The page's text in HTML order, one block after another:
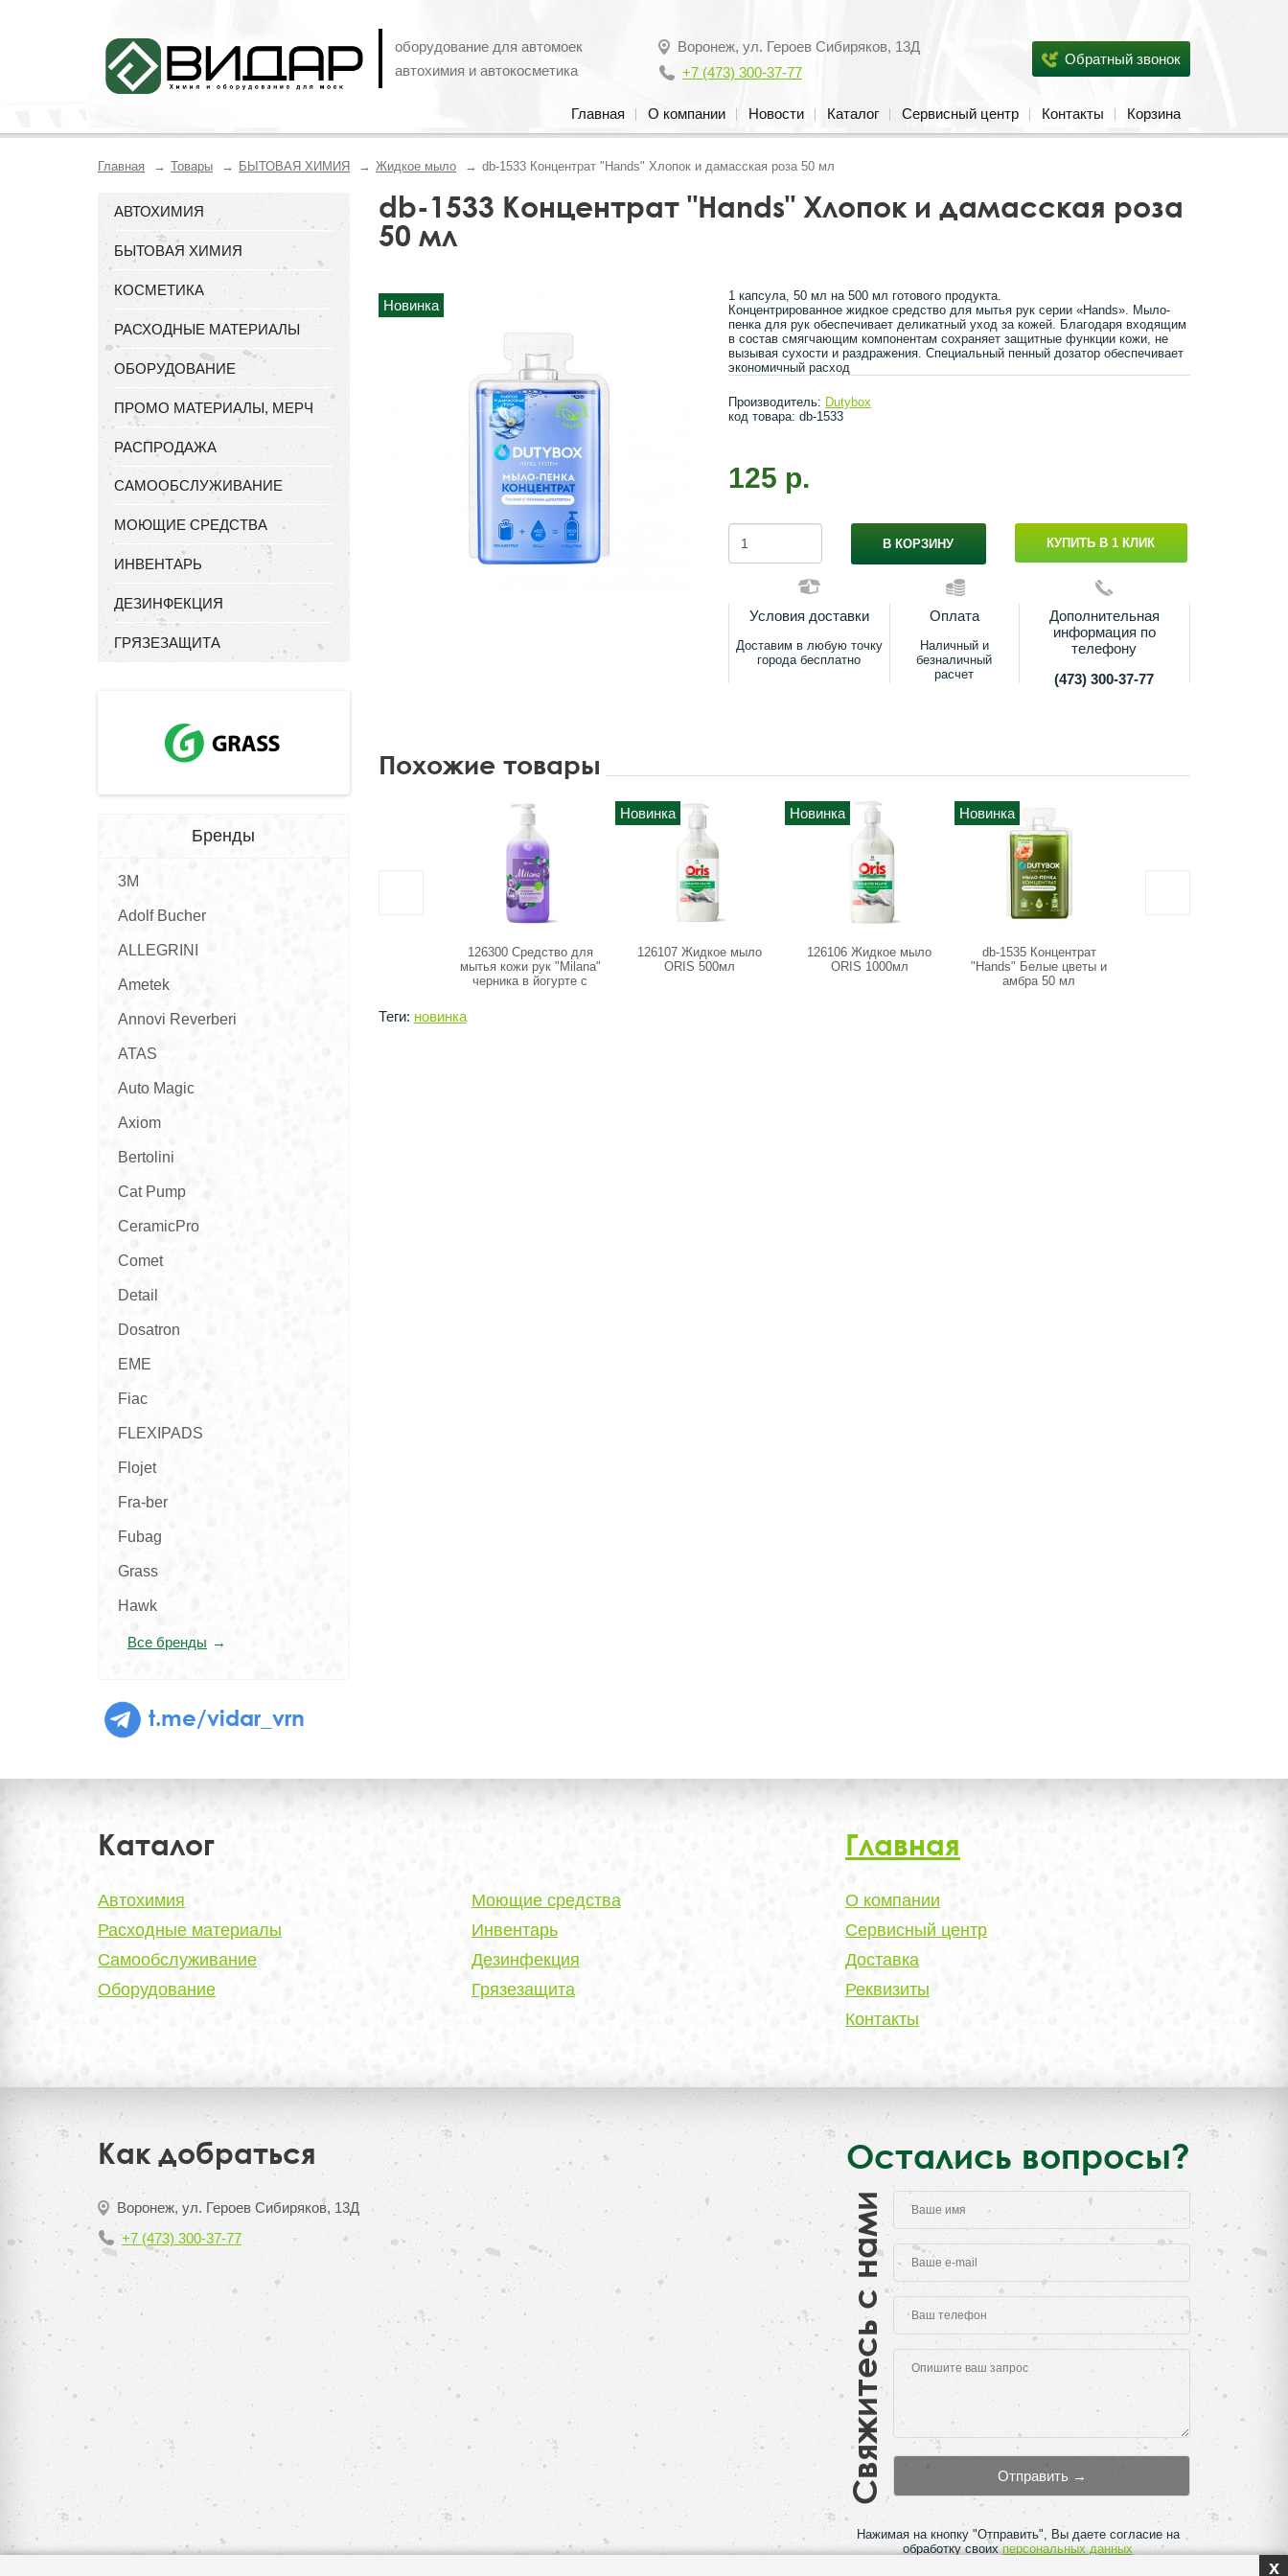
оборудование для автомоек
автохимия и автокосметика
Воронеж, ул. Героев Сибиряков, 13Д
+7 (473) 300-37-77
Обратный звонок
Главная О компании Новости Каталог Сервисный центр Контакты Корзина
Главная Товары БЫТОВАЯ ХИМИЯ Жидкое мыло db-1533 Концентрат "Hands" Хлопок и дамасская роза 50 мл
АВТОХИМИЯ
БЫТОВАЯ ХИМИЯ
КОСМЕТИКА
РАСХОДНЫЕ МАТЕРИАЛЫ
ОБОРУДОВАНИЕ
ПРОМО МАТЕРИАЛЫ, МЕРЧ
РАСПРОДАЖА
САМООБСЛУЖИВАНИЕ
МОЮЩИЕ СРЕДСТВА
ИНВЕНТАРЬ
ДЕЗИНФЕКЦИЯ
ГРЯЗЕЗАЩИТА
Бренды
3M
Adolf Bucher
ALLEGRINI
Ametek
Annovi Reverberi
ATAS
Auto Magic
Axiom
Bertolini
Cat Pump
CeramicPro
Comet
Detail
Dosatron
EME
Fiac
FLEXIPADS
Flojet
Fra-ber
Fubag
Grass
Hawk
Все бренды
t.me/vidar_vrn
db-1533 Концентрат "Hands" Хлопок и дамасская роза
50 мл
Новинка
1 капсула, 50 мл на 500 мл готового продукта.
Концентрированное жидкое средство для мытья рук серии «Hands». Мыло-
пенка для рук обеспечивает деликатный уход за кожей. Благодаря входящим
в состав смягчающим компонентам сохраняет защитные функции кожи, не
вызывая сухости и раздражения. Специальный пенный дозатор обеспечивает
экономичный расход
Производитель: Dutybox
код товара: db-1533
125 р.
В КОРЗИНУ КУПИТЬ В 1 КЛИК
Условия доставки
Доставим в любую точку
города бесплатно
Оплата
Наличный и
безналичный
расчет
Дополнительная
информация по
телефону
(473) 300-37-77
Похожие товары
126300 Средство для
мытья кожи рук "Milana"
черника в йогурте с
Новинка
126107 Жидкое мыло
ORIS 500мл
Новинка
126106 Жидкое мыло
ORIS 1000мл
Новинка
db-1535 Концентрат
"Hands" Белые цветы и
амбра 50 мл
Теги: новинка
Каталог Главная
Автохимия
Расходные материалы
Самообслуживание
Оборудование
Моющие средства
Инвентарь
Дезинфекция
Грязезащита
О компании
Сервисный центр
Доставка
Реквизиты
Контакты
Как добраться
Воронеж, ул. Героев Сибиряков, 13Д
+7 (473) 300-37-77
Остались вопросы?
Свяжитесь с нами
Нажимая на кнопку "Отправить", Вы даете согласие на
обработку своихперсональных данных
x